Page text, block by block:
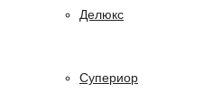
Делюкс
Супериор